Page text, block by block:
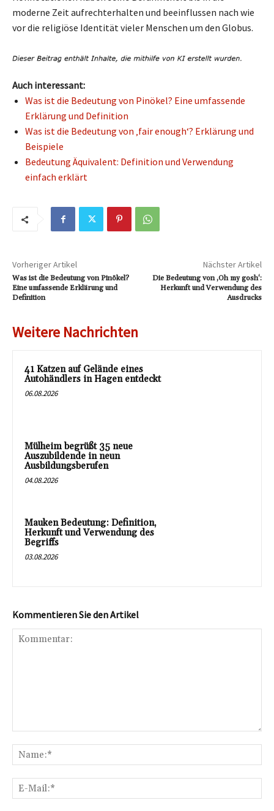
moderne Zeit aufrechterhalten und beeinflussen nach wie
vor die religiöse Identität vieler Menschen um den Globus.
Auch interessant:
Was ist die Bedeutung von Pinökel? Eine umfassende
Erklärung und Definition
Was ist die Bedeutung von ‚fair enough‘? Erklärung und
Beispiele
Bedeutung Äquivalent: Definition und Verwendung
einfach erklärt
Vorheriger Artikel
Was ist die Bedeutung von Pinökel?
Eine umfassende Erklärung und
Definition
Nächster Artikel
Die Bedeutung von ‚Oh my gosh‘:
Herkunft und Verwendung des
Ausdrucks
Weitere Nachrichten
41 Katzen auf Gelände eines
Autohändlers in Hagen entdeckt
06.08.2026
Mülheim begrüßt 35 neue
Auszubildende in neun
Ausbildungsberufen
04.08.2026
Mauken Bedeutung: Definition,
Herkunft und Verwendung des
Begriffs
03.08.2026
Kommentieren Sie den Artikel